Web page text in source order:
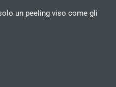
un peeling viso come gli